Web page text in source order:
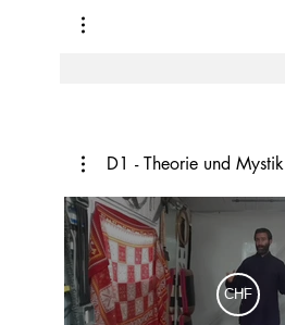
D1 - Theorie und Mystik
CHF